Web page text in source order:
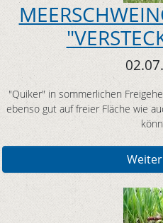
"Quiker" in sommerlichen
ebenso gut auf freier Fläche wie